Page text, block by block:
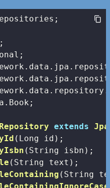
extends
(Long id) ;
(String isbn) ;
(String text) ;
(String